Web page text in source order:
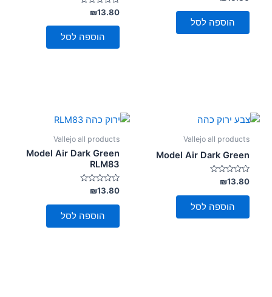
0
מתוך
הוספה לסל
דורג
0
מתוך
₪13.80
הוספה לסל
Vallejo all products
Model Air Dark Green
דורג
0
מתוך
₪13.80
הוספה לסל
Vallejo all products
Model Air Dark Green
RLM83
דורג
0
מתוך
₪13.80
הוספה לסל